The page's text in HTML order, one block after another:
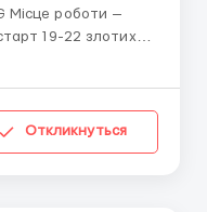
тест. Від
Откликнуться